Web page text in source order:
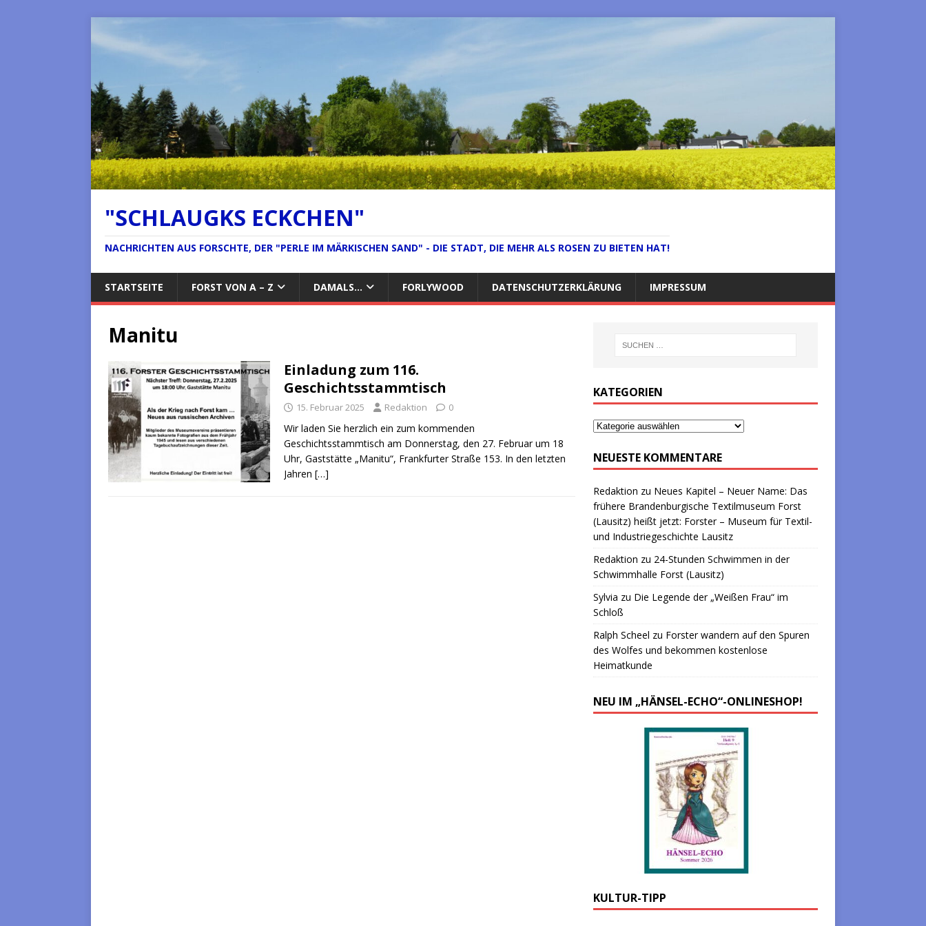
"SCHLAUGKS ECKCHEN"
NACHRICHTEN AUS FORSCHTE, DER "PERLE IM MÄRKISCHEN SAND" - DIE STADT, DIE MEHR ALS ROSEN ZU BIETEN HAT!
STARTSEITE FORST VON A – Z DAMALS… FORLYWOOD DATENSCHUTZERKLÄRUNG IMPRESSUM
Manitu
Einladung zum 116.
Geschichtsstammtisch
15. Februar 2025 Redaktion 0
Wir laden Sie herzlich ein zum kommenden
Geschichtsstammtisch am Donnerstag, den 27. Februar um 18
Uhr, Gaststätte „Manitu“, Frankfurter Straße 153. In den letzten
Jahren […]
KATEGORIEN
NEUESTE KOMMENTARE
Redaktion zu Neues Kapitel – Neuer Name: Das
frühere Brandenburgische Textilmuseum Forst
(Lausitz) heißt jetzt: Forster – Museum für Textil-
und Industriegeschichte Lausitz
Redaktion zu 24-Stunden Schwimmen in der
Schwimmhalle Forst (Lausitz)
Sylvia zu Die Legende der „Weißen Frau“ im
Schloß
Ralph Scheel zu Forster wandern auf den Spuren
des Wolfes und bekommen kostenlose
Heimatkunde
NEU IM „HÄNSEL-ECHO“-ONLINESHOP!
KULTUR-TIPP